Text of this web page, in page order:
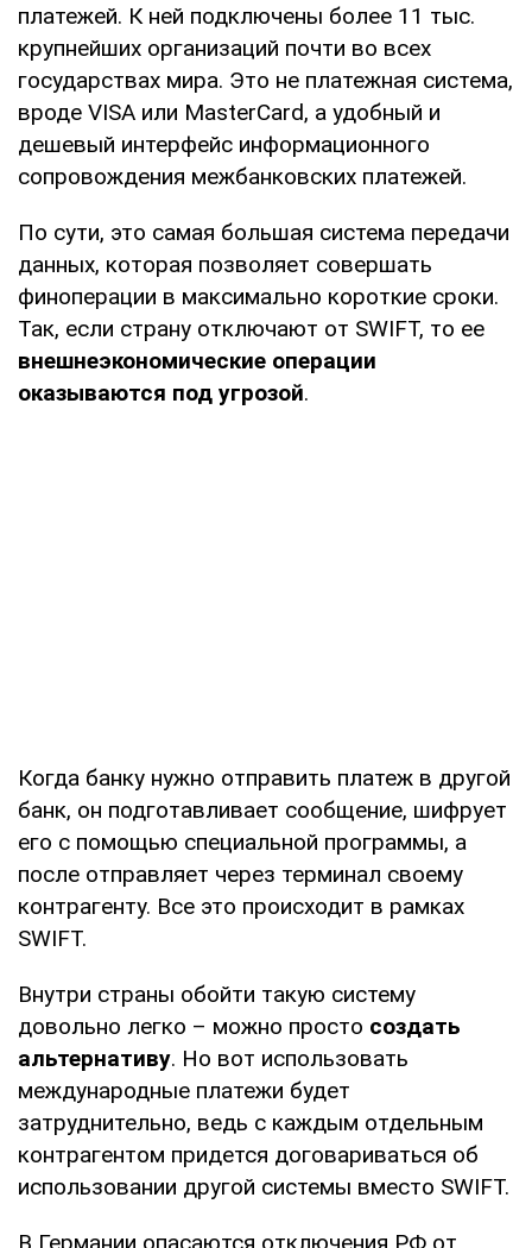
платежей. К ней подключены более 11 тыс.
крупнейших организаций почти во всех
государствах мира. Это не платежная система,
вроде VISA или MasterCard, а удобный и
дешевый интерфейс информационного
сопровождения межбанковских платежей.
По сути, это самая большая система передачи
данных, которая позволяет совершать
финоперации в максимально короткие сроки.
Так, если страну отключают от SWIFT, то ее
внешнеэкономические операции
оказываются под угрозой.
Когда банку нужно отправить платеж в другой
банк, он подготавливает сообщение, шифрует
его с помощью специальной программы, а
после отправляет через терминал своему
контрагенту. Все это происходит в рамках
SWIFT.
Внутри страны обойти такую систему
довольно легко – можно просто создать
альтернативу. Но вот использовать
международные платежи будет
затруднительно, ведь с каждым отдельным
контрагентом придется договариваться об
использовании другой системы вместо SWIFT.
В Германии опасаются отключения РФ от